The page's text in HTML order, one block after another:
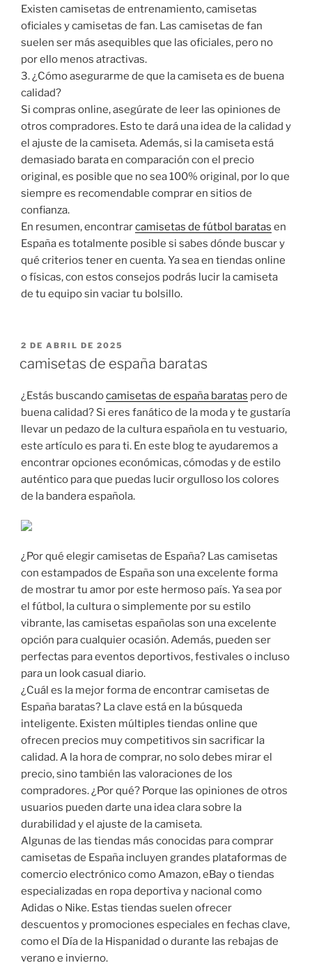
Existen camisetas de entrenamiento, camisetas
oficiales y camisetas de fan. Las camisetas de fan
suelen ser más asequibles que las oficiales, pero no
por ello menos atractivas.
3. ¿Cómo asegurarme de que la camiseta es de buena
calidad?
Si compras online, asegúrate de leer las opiniones de
otros compradores. Esto te dará una idea de la calidad y
el ajuste de la camiseta. Además, si la camiseta está
demasiado barata en comparación con el precio
original, es posible que no sea 100% original, por lo que
siempre es recomendable comprar en sitios de
confianza.
En resumen, encontrarcamisetas de fútbol baratas en
España es totalmente posible si sabes dónde buscar y
qué criterios tener en cuenta. Ya sea en tiendas online
o físicas, con estos consejos podrás lucir la camiseta
de tu equipo sin vaciar tu bolsillo.
PUBLICADO
2 DE ABRIL DE 2025
camisetas de españa baratas
¿Estás buscandocamisetas de españa baratas pero de
buena calidad? Si eres fanático de la moda y te gustaría
llevar un pedazo de la cultura española en tu vestuario,
este artículo es para ti. En este blog te ayudaremos a
encontrar opciones económicas, cómodas y de estilo
auténtico para que puedas lucir orgulloso los colores
de la bandera española.
¿Por qué elegir camisetas de España? Las camisetas
con estampados de España son una excelente forma
de mostrar tu amor por este hermoso país. Ya sea por
el fútbol, la cultura o simplemente por su estilo
vibrante, las camisetas españolas son una excelente
opción para cualquier ocasión. Además, pueden ser
perfectas para eventos deportivos, festivales o incluso
para un look casual diario.
¿Cuál es la mejor forma de encontrar camisetas de
España baratas? La clave está en la búsqueda
inteligente. Existen múltiples tiendas online que
ofrecen precios muy competitivos sin sacrificar la
calidad. A la hora de comprar, no solo debes mirar el
precio, sino también las valoraciones de los
compradores. ¿Por qué? Porque las opiniones de otros
usuarios pueden darte una idea clara sobre la
durabilidad y el ajuste de la camiseta.
Algunas de las tiendas más conocidas para comprar
camisetas de España incluyen grandes plataformas de
comercio electrónico como Amazon, eBay o tiendas
especializadas en ropa deportiva y nacional como
Adidas o Nike. Estas tiendas suelen ofrecer
descuentos y promociones especiales en fechas clave,
como el Día de la Hispanidad o durante las rebajas de
verano e invierno.